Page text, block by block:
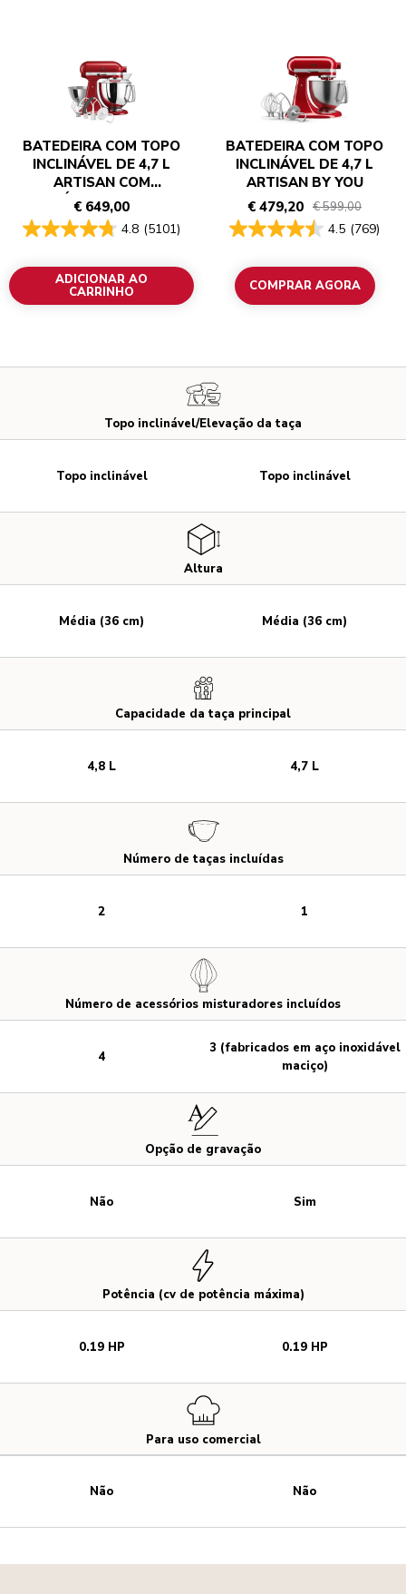
BATEDEIRA COM TOPO
INCLINÁVEL DE 4,7 L
ARTISAN COM
ACESSÓRIOS ADICIONAIS
€ 649,00
4.8 (5101)
ADICIONAR AO
CARRINHO
BATEDEIRA COM TOPO
INCLINÁVEL DE 4,7 L
ARTISAN BY YOU
€ 479,20 € 599,00
4.5 (769)
COMPRAR AGORA
Topo inclinável/Elevação da taça
Altura
Capacidade da taça principal
Número de taças incluídas
Número de acessórios misturadores incluídos
Opção de gravação
Potência (cv de potência máxima)
Para uso comercial
Topo inclinável
Média (36 cm)
4,8 L
2
4
Não
0.19 HP
Não
Topo inclinável
Média (36 cm)
4,7 L
1
3 (fabricados em aço inoxidável
maciço)
Sim
0.19 HP
Não